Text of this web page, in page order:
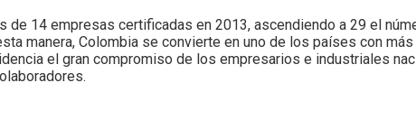
de 14 empresas certificadas en 2013, ascendiendo a 29 el
manera, Colombia se convierte en uno de los países con
el gran compromiso de los empresarios e industriales